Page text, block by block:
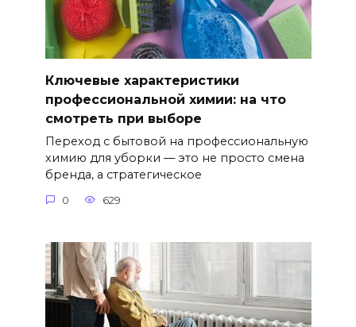
Ключевые характеристики
профессиональной химии: на что
смотреть при выборе
Переход с бытовой на профессиональную
химию для уборки — это не просто смена
бренда, а стратегическое
0 629